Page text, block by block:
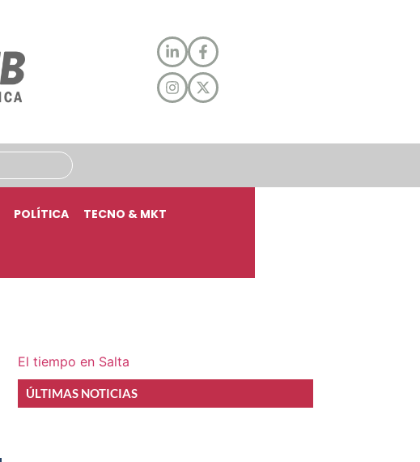
POLÍTICA TECNO & MKT
El tiempo en Salta
ÚLTIMAS NOTICIAS